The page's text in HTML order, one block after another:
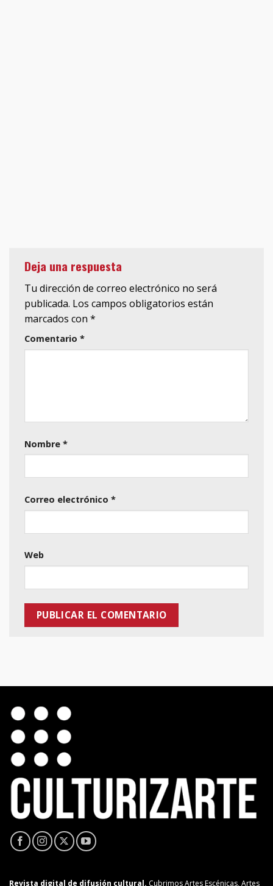
Deja una respuesta
Tu dirección de correo electrónico no será
publicada. Los campos obligatorios están
marcados con *
Comentario *
Nombre *
Correo electrónico *
Web
Revista digital de difusión cultural. Cubrimos Artes Escénicas, Artes